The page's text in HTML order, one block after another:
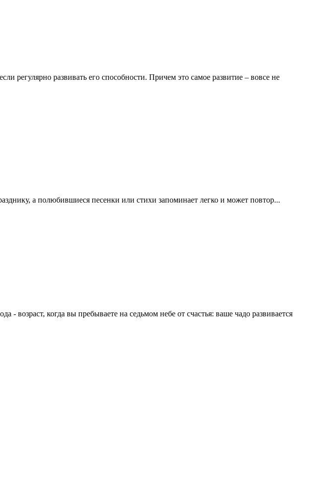
регулярно развивать его способности. Причем это самое развитие – вовсе не
а полюбившиеся песенки или стихи запоминает легко и может повтор...
- возраст, когда вы пребываете на седьмом небе от счастья: ваше чадо развивается